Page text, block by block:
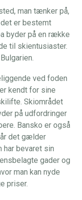
man tænker på,
er bestemt
byder på en række
til skientusiaster.
ved foden
kendt for sine
Skiområdet
på udfordringer
Bansko er også
det gælder
har bevaret sin
gader og
man kan nyde
priser.